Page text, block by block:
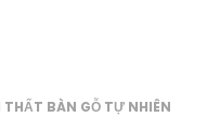
BÀN GỖ TỰ NHIÊN